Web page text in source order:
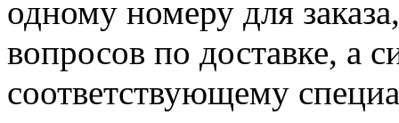
одному номеру для
вопросов по доставке, а
соответствующему